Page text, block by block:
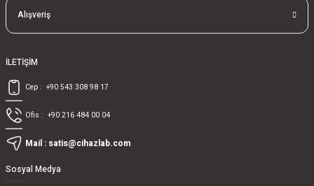
Alışveriş
İLETİŞİM
Cep : +90 543 308 98 17
Ofis : +90 216 484 00 04
Mail : satis@cihazlab.com
Sosyal Medya